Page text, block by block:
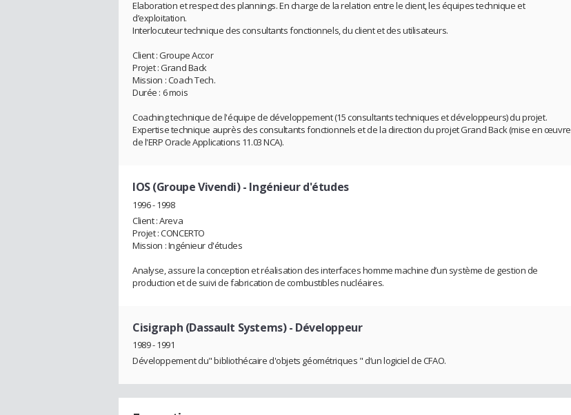
Elaboration et respect des plannings. En charge de la relation entre le client, les équipes technique et
d’exploitation.
Interlocuteur technique des consultants fonctionnels, du client et des utilisateurs.
Client : Groupe Accor
Projet : Grand Back
Mission : Coach Tech.
Durée : 6 mois
Coaching technique de l'équipe de développement (15 consultants techniques et développeurs) du projet.
Expertise technique auprès des consultants fonctionnels et de la direction du projet Grand Back (mise en œuvre
de l'ERP Oracle Applications 11.03 NCA).
IOS (Groupe Vivendi)- Ingénieur d'études
1996 - 1998
Client : Areva
Projet : CONCERTO
Mission : Ingénieur d'études
Analyse, assure la conception et réalisation des interfaces homme machine d’un système de gestion de
production et de suivi de fabrication de combustibles nucléaires.
Cisigraph (Dassault Systems)- Développeur
1989 - 1991
Développement du" bibliothécaire d'objets géométriques " d’un logiciel de CFAO.